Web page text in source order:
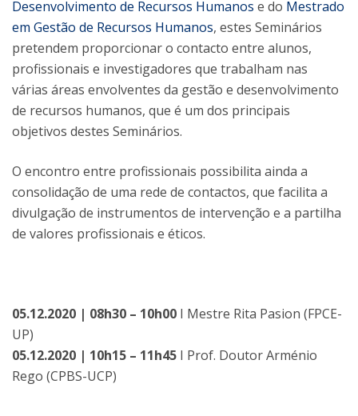
Desenvolvimento de Recursos Humanos e do Mestrado
em Gestão de Recursos Humanos, estes Seminários
pretendem proporcionar o contacto entre alunos,
profissionais e investigadores que trabalham nas
várias áreas envolventes da gestão e desenvolvimento
de recursos humanos, que é um dos principais
objetivos destes Seminários.
O encontro entre profissionais possibilita ainda a
consolidação de uma rede de contactos, que facilita a
divulgação de instrumentos de intervenção e a partilha
de valores profissionais e éticos.
05.12.2020 | 08h30 – 10h00 I Mestre Rita Pasion (FPCE-
UP)
05.12.2020 | 10h15 – 11h45 I Prof. Doutor Arménio
Rego (CPBS-UCP)